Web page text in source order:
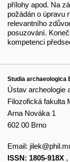
přílohy apod. Na
požádán o úpravu
relevantního
posuzování.
kompetenci
Studia archaeologica
Ústav archeologie
Filozofická fakulta
Arna Nováka 1
602 00 Brno
Email:
ISSN: 1805-918X ,